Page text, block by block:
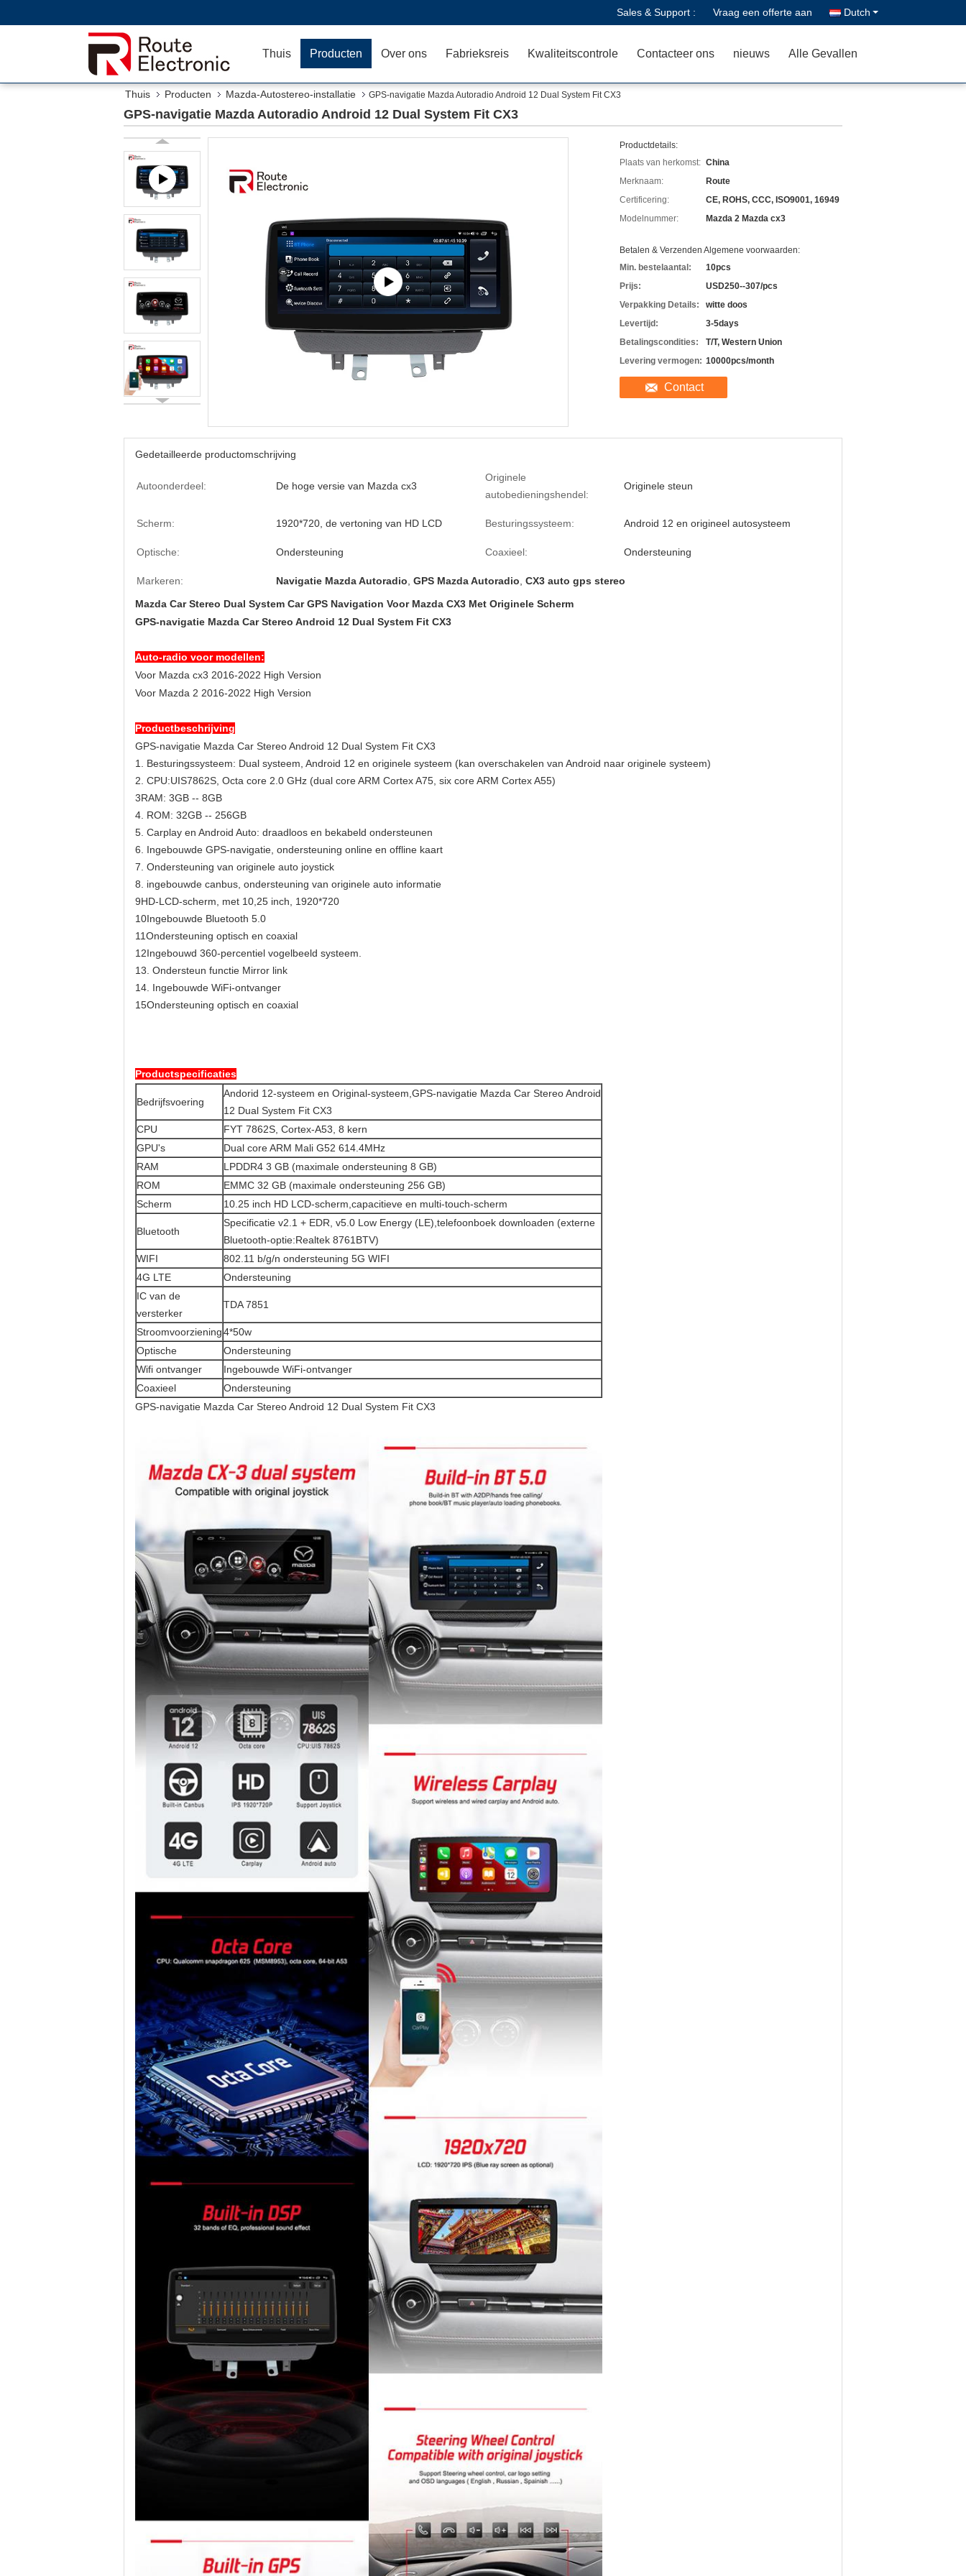
Sales & Support : Vraag een offerte aan Dutch
Thuis Producten Over ons Fabrieksreis Kwaliteitscontrole Contacteer ons nieuws Alle Gevallen
Thuis Producten Mazda-Autostereo-installatie GPS-navigatie Mazda Autoradio Android 12 Dual System Fit CX3
GPS-navigatie Mazda Autoradio Android 12 Dual System Fit CX3
Productdetails:
Plaats van herkomst: China
Merknaam:
Route
Certificering:
CE, ROHS, CCC, ISO9001, 16949
Modelnummer:
Mazda 2 Mazda cx3
Betalen & Verzenden Algemene voorwaarden:
Min. bestelaantal:
10pcs
Prijs:
USD250--307/pcs
Verpakking Details:
witte doos
Levertijd:
3-5days
Betalingscondities:
T/T, Western Union
Levering vermogen: 10000pcs/month
Contact
Gedetailleerde productomschrijving
Autoonderdeel: De hoge versie van Mazda cx3
Originele
autobedieningshendel:
Originele steun
Scherm: 1920*720, de vertoning van HD LCD Besturingssysteem: Android 12 en origineel autosysteem
Optische: Ondersteuning Coaxieel: Ondersteuning
Markeren: Navigatie Mazda Autoradio GPS Mazda Autoradio CX3 auto gps stereo
Mazda Car Stereo Dual System Car GPS Navigation Voor Mazda CX3 Met Originele Scherm
GPS-navigatie Mazda Car Stereo Android 12 Dual System Fit CX3
Auto-radio voor modellen:
Voor Mazda cx3 2016-2022 High Version
Voor Mazda 2 2016-2022 High Version
Productbeschrijving
GPS-navigatie Mazda Car Stereo Android 12 Dual System Fit CX3
1. Besturingssysteem: Dual systeem, Android 12 en originele systeem (kan overschakelen van Android naar originele systeem)
2. CPU:UIS7862S, Octa core 2.0 GHz (dual core ARM Cortex A75, six core ARM Cortex A55)
3RAM: 3GB -- 8GB
4. ROM: 32GB -- 256GB
5. Carplay en Android Auto: draadloos en bekabeld ondersteunen
6. Ingebouwde GPS-navigatie, ondersteuning online en offline kaart
7. Ondersteuning van originele auto joystick
8. ingebouwde canbus, ondersteuning van originele auto informatie
9HD-LCD-scherm, met 10,25 inch, 1920*720
10Ingebouwde Bluetooth 5.0
11Ondersteuning optisch en coaxial
12Ingebouwd 360-percentiel vogelbeeld systeem.
13. Ondersteun functie Mirror link
14. Ingebouwde WiFi-ontvanger
15Ondersteuning optisch en coaxial
Productspecificaties
Bedrijfsvoering
Andorid 12-systeem en Original-systeem, GPS-navigatie Mazda Car Stereo Android
12 Dual System Fit CX3
CPU
FYT 7862S, Cortex-A53, 8 kern
GPU's
Dual core ARM Mali G52 614.4MHz
RAM
LPDDR4 3 GB (maximale ondersteuning 8 GB)
ROM
EMMC 32 GB (maximale ondersteuning 256 GB)
Scherm
10.25 inch HD LCD-scherm, capacitieve en multi-touch-scherm
Bluetooth
Specificatie v2.1 + EDR, v5.0 Low Energy (LE),telefoonboek downloaden (externe
Bluetooth-optie:Realtek 8761BTV)
WIFI
802.11 b/g/n ondersteuning 5G WIFI
4G LTE
Ondersteuning
IC van de
versterker
TDA 7851
Stroomvoorziening4*50w
Optische
Ondersteuning
Wifi ontvanger
Ingebouwde WiFi-ontvanger
Coaxieel
Ondersteuning
GPS-navigatie Mazda Car Stereo Android 12 Dual System Fit CX3